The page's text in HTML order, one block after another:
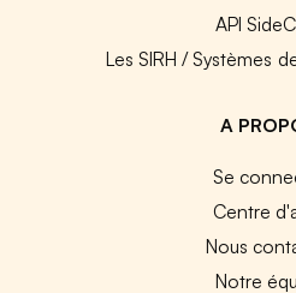
API
Les SIRH / Systèmes
A
Se
Centre
Nous
Notre